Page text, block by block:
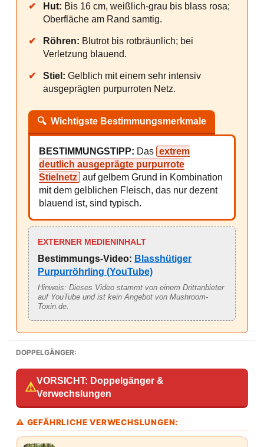
✔ Hut: Bis 16 cm, weißlich-grau bis blass rosa;
Oberfläche am Rand samtig.
✔ Röhren: Blutrot bis rotbräunlich; bei
Verletzung blauend.
✔ Stiel: Gelblich mit einem sehr intensiv
ausgeprägten purpurroten Netz.
🔍 Wichtigste Bestimmungsmerkmale
BESTIMMUNGSTIPP: Das extrem
deutlich ausgeprägte purpurrote
Stielnetz auf gelbem Grund in Kombination
mit dem gelblichen Fleisch, das nur dezent
blauend ist, sind typisch.
EXTERNER MEDIENINHALT
Bestimmungs-Video: Blasshütiger
Purpurröhrling (YouTube)
Hinweis: Dieses Video stammt von einem Drittanbieter
auf YouTube und ist kein Angebot von Mushroom-
Toxin.de.
DOPPELGÄNGER:
⚠VORSICHT: Doppelgänger &
Verwechslungen
⚠ GEFÄHRLICHE VERWECHSLUNGEN: